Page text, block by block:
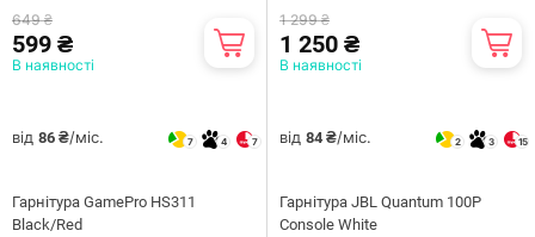
649 ₴
599 ₴
В наявності
від 86 ₴/міс. 7 4 7
Гарнітура GamePro HS311
Black/Red
1 299 ₴
1 250 ₴
В наявності
від 84 ₴/міс. 2 3 15
Гарнiтура JBL Quantum 100P
Console White